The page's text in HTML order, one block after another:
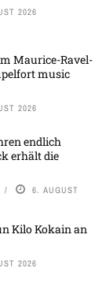
2026
Maurice-Ravel-
music
2026
endlich
erhält die
6. AUGUST
Kilo Kokain an
2026